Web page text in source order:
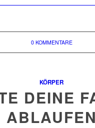
0 KOMMENTARE
KÖRPER
DEINE
ABLAUFEN